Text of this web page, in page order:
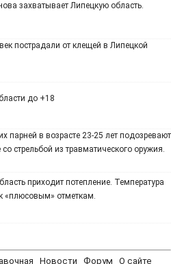
захватывает Липецкую область.
пострадали от клещей в Липецкой
до +18
парней в возрасте 23-25 лет подозревают
со стрельбой из травматического оружия.
приходит потепление. Температура
«плюсовым» отметкам.
Новости Форум О сайте